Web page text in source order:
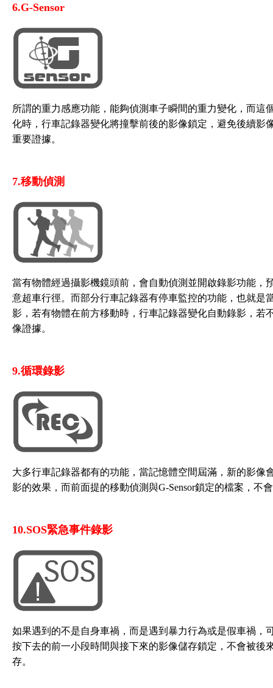
6.G-Sensor
所謂的重力感應功能，能夠偵測車子瞬間的重力變化，而這
化時，行車記錄器變化將撞擊前後的影像鎖定，避免後續影
重要證據。
7.移動偵測
當有物體經過攝影機鏡頭前，會自動偵測並開啟錄影功能，
意超車行徑。而部分行車記錄器有停車監控的功能，也就是
影，若有物體在前方移動時，行車記錄器變化自動錄影，若
像證據。
9.循環錄影
大多行車記錄器都有的功能，當記憶體空間屆滿，新的影像
影的效果，而前面提的移動偵測與G-Sensor鎖定的檔案，不
10.SOS緊急事件錄影
如果遇到的不是自身車禍，而是遇到暴力行為或是假車禍，
按下去的前一小段時間與接下來的影像儲存鎖定，不會被後
存。